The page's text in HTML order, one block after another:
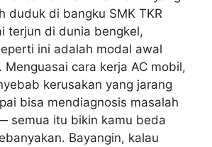
duduk di bangku SMK TKR
terjun di dunia bengkel,
ini adalah modal awal
Menguasai cara kerja AC mobil,
kerusakan yang jarang
bisa mendiagnosis masalah
semua itu bikin kamu beda
Bayangin, kalau